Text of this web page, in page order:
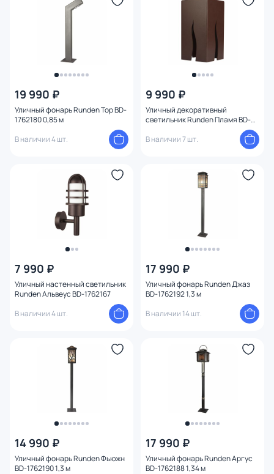
19 990 ₽
Уличный фонарь Runden Тор BD-
1762180 0,85 м
В наличии 4 шт.
9 990 ₽
Уличный декоративный
светильник Runden Пламя BD-
В наличии 7 шт.
7 990 ₽
Уличный настенный светильник
Runden Альвеус BD-1762167
В наличии 4 шт.
17 990 ₽
Уличный фонарь Runden Джаз
BD-1762192 1,3 м
В наличии 14 шт.
14 990 ₽
Уличный фонарь Runden Фьюжн
BD-1762190 1,3 м
17 990 ₽
Уличный фонарь Runden Аргус
BD-1762188 1,34 м
Длина (мм)
Количество ламп
Вид лампы
Оформление
Степень пыле-влагозащиты
Мощность ламп